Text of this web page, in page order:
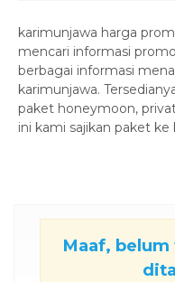
karimunjawa harga
mencari informasi
berbagai informasi
karimunjawa.
paket honeymoon,
ini kami sajikan paket ke
Maaf,